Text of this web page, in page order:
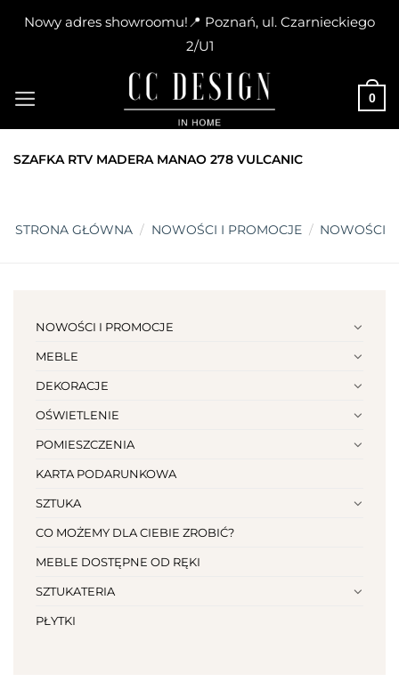
Nowy adres showroomu!📍 Poznań, ul. Czarnieckiego
2/U1
content
0
SZAFKA RTV MADERA MANAO 278 VULCANIC
STRONA GŁÓWNA / NOWOŚCI I PROMOCJE / NOWOŚCI
NOWOŚCI I PROMOCJE
MEBLE
DEKORACJE
OŚWIETLENIE
POMIESZCZENIA
KARTA PODARUNKOWA
SZTUKA
CO MOŻEMY DLA CIEBIE ZROBIĆ?
MEBLE DOSTĘPNE OD RĘKI
SZTUKATERIA
PŁYTKI